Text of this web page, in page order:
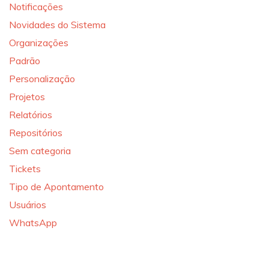
Notificações
Novidades do Sistema
Organizações
Padrão
Personalização
Projetos
Relatórios
Repositórios
Sem categoria
Tickets
Tipo de Apontamento
Usuários
WhatsApp